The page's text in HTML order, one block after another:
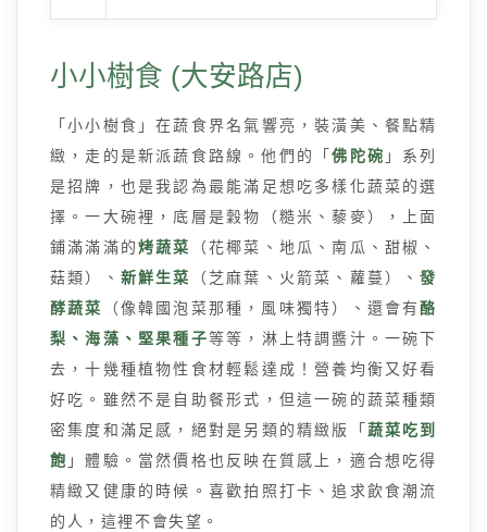
小小樹食 (大安路店)
「小小樹食」在蔬食界名氣響亮，裝潢美、餐點精
緻，走的是新派蔬食路線。他們的「佛陀碗 」系列
是招牌，也是我認為最能滿足想吃多樣化蔬菜的選
擇。一大碗裡，底層是穀物（糙米、藜麥），上面
鋪滿滿滿的烤蔬菜
（花椰菜、地瓜、南瓜、甜椒、
菇類）、 新鮮生菜 （芝麻葉、火箭菜、蘿蔓）、發
酵蔬菜
（像韓國泡菜那種，風味獨特）、還會有酪
梨、海藻、堅果種子等等，淋上特調醬汁。一碗下
去，十幾種植物性食材輕鬆達成！營養均衡又好看
好吃。雖然不是自助餐形式，但這一碗的蔬菜種類
密集度和滿足感，絕對是另類的精緻版「 蔬菜吃到
飽 」體驗。當然價格也反映在質感上，適合想吃得
精緻又健康的時候。喜歡拍照打卡、追求飲食潮流
的人，這裡不會失望。